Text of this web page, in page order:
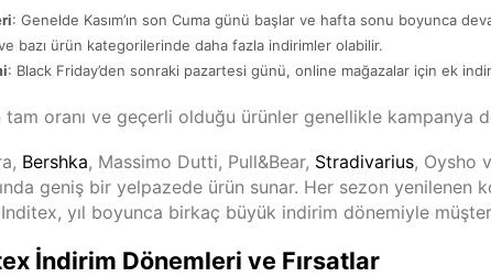
: Genelde Kasım’ın son Cuma günü başlar ve hafta sonu boyunca
bazı ürün kategorilerinde daha fazla indirimler olabilir.
: Black Friday’den sonraki pazartesi günü, online mağazalar için ek
tam oranı ve geçerli olduğu ürünler genellikle kampanya
Bershka, Massimo Dutti, Pull&Bear, Stradivarius, Oysho
geniş bir yelpazede ürün sunar. Her sezon yenilenen
yıl boyunca birkaç büyük indirim dönemiyle
İndirim Dönemleri ve Fırsatlar